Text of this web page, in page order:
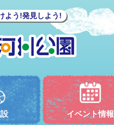
よう!発見しよう!
イベント情報